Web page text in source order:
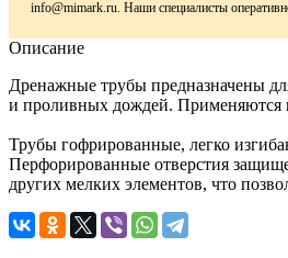
info@mimark.ru. Наши специалисты
Описание
Дренажные трубы предназначены
и проливных дождей. Применяются
Трубы гофрированные, легко
Перфорированные отверстия
других мелких элементов, что